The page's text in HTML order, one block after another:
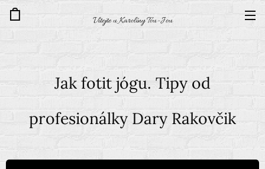
Vítejte u Karolíny Tou-Jou
Jak fotit jógu. Tipy od
profesionálky Dary Rakovčik